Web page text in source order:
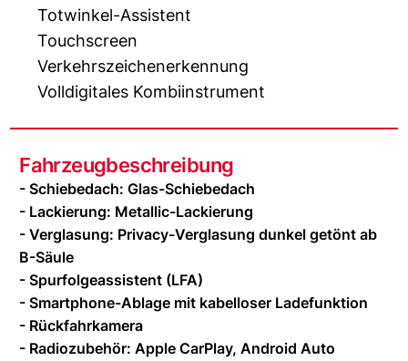
Totwinkel-Assistent
Touchscreen
Verkehrszeichenerkennung
Volldigitales Kombiinstrument
Fahrzeugbeschreibung
- Schiebedach: Glas-Schiebedach
- Lackierung: Metallic-Lackierung
- Verglasung: Privacy-Verglasung dunkel getönt ab
B-Säule
- Spurfolgeassistent (LFA)
- Smartphone-Ablage mit kabelloser Ladefunktion
- Rückfahrkamera
- Radiozubehör: Apple CarPlay, Android Auto